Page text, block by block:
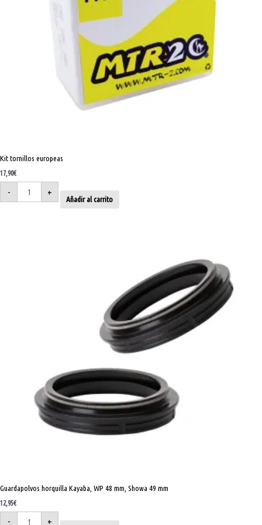
Kit tornillos europeas
17,90€
- +
Añadir al carrito
Guardapolvos horquilla Kayaba, WP 48 mm, Showa 49 mm
12,95€
- +